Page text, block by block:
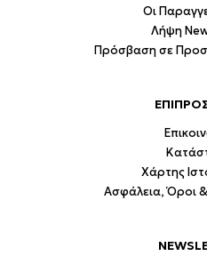
Οι
Λήψη
Πρόσβαση σε
Χάρτης
Ασφάλεια, Όροι